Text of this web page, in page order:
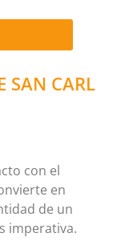
SAN CARL
con el
en
de un
imperativa.